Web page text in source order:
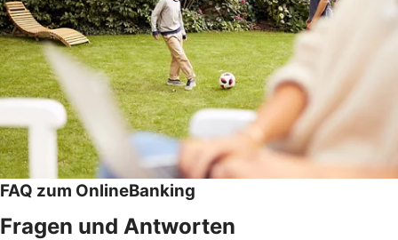
FAQ zum OnlineBanking
Fragen und Antworten